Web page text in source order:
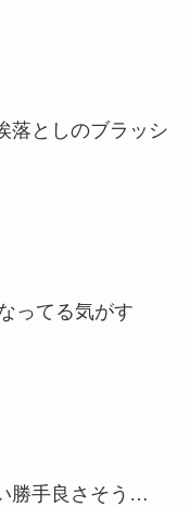
落としのブラッシ
ってる気がす
勝手良さそう…